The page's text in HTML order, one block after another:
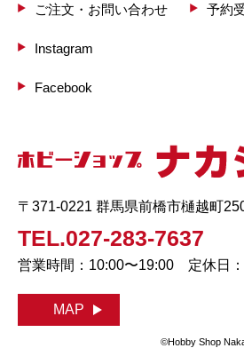
ご注文・お問い合わせ
Instagram
Facebook
予約
〒371-0221 群馬県前橋市樋越町
TEL.027-283-7637
営業時間：10:00〜19:00 定休日：
MAP
©Hobby Shop